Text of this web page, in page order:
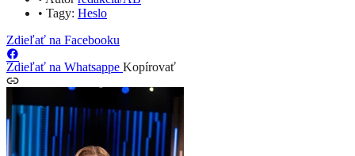
• Tagy: Heslo
Zdieľať na Facebooku
Zdieľať na Whatsappe Kopírovať